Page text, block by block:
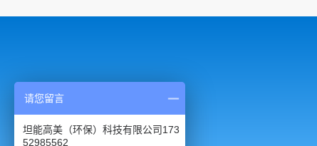
请您留言
坦能高美（环保）科技有限公司173
52985562